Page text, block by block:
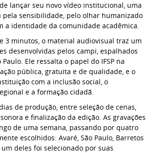
de lançar seu novo vídeo institucional, uma
pela sensibilidade, pelo olhar humanizado
a identidade da comunidade acadêmica.
3 minutos, o material audiovisual traz um
desenvolvidas pelos campi, espalhados
Ele ressalta o papel do IFSP na
pública, gratuita e de qualidade, e o
com a inclusão social, o
e a formação cidadã.
de produção, entre seleção de cenas,
e finalização da edição. As gravações
de uma semana, passando por quatro
escolhidos: Avaré, São Paulo, Barretos
um deles foi selecionado por suas